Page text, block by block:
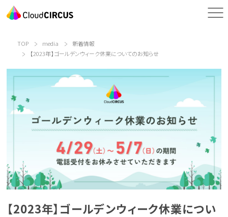
TOP media
新着情報
【2023年】ゴールデンウィーク休業についてのお知らせ
【2023年】ゴールデンウィーク休業につい